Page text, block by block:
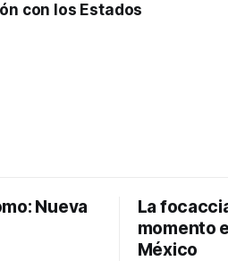
con los Estados
Nueva
La
momento
México